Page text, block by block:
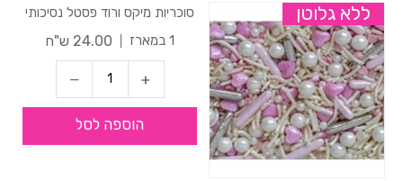
ללא גלוטן
סוכריות מיקס ורוד פסטל נסיכותי
1 במארז
24.00 ש"ח
הוספה לסל